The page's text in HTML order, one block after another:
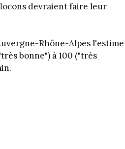
devraient faire leur
Rhône-Alpes l'estime
bonne") à 100 ("très